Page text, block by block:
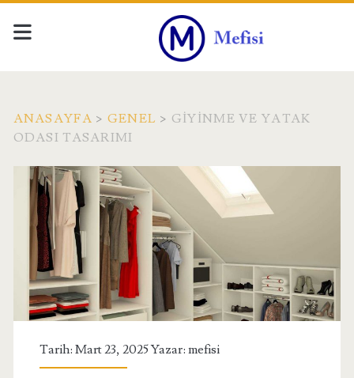
ANASAYFA > GENEL > GIYINME VE YATAK
ODASI TASARIMI
Tarih: Mart 23, 2025 Yazar: mefisi